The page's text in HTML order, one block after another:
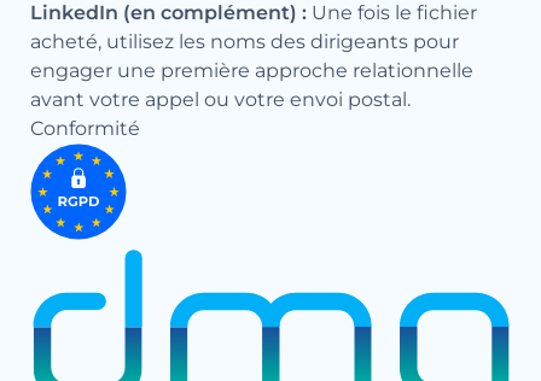
LinkedIn (en complément) : Une fois le fichier
acheté, utilisez les noms des dirigeants pour
engager une première approche relationnelle
avant votre appel ou votre envoi postal.
Conformité